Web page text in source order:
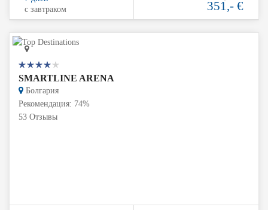
с завтраком
351,- €
SMARTLINE ARENA
Болгария
Рекомендация: 74%
53 Отзывы